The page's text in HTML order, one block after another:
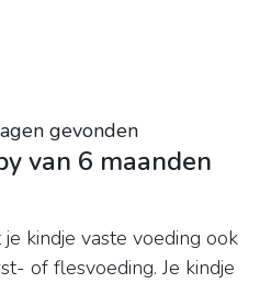
gevonden
van 6 maanden
kindje vaste voeding ook
of flesvoeding. Je kindje